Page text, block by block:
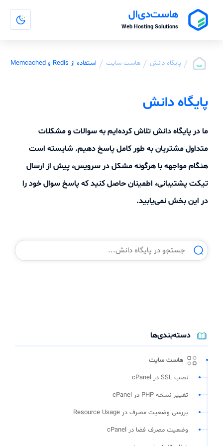
هاست‌دی‌ال
Web Hosting Solutions
/ پایگاه دانش / هاست سایت / استفاده از Redis و Memcached
پایگاه دانش
ما در پایگاه دانش تلاش کرده‌ایم به سوالات و مشکلات
متداول مشتریان به طور کامل پاسخ دهیم. شایسته است
هنگام مواجهه با هرگونه مشکل در سرویس، پیش از ارسال
تیکت پشتیبانی، اطمینان حاصل کنید که پاسخ سوال خود را
در این بخش نمی‌یابید.
دسته‌بندی‌ها
هاست سایت
نصب SSL در cPanel
تغییر نسخه PHP در cPanel
بررسی وضعیت مصرف در Resource Usage
وضعیت مصرف فضا در cPanel